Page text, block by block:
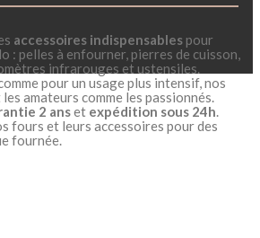
accessoires indispensables pour
: pelles à enfourner, pierres de cuisson,
infrarouges et ustensiles.
pour un usage plus intensif, nos
amateurs comme les passionnés.
2 anset expédition sous 24h.
fours et leurs accessoires pour des
fournée.